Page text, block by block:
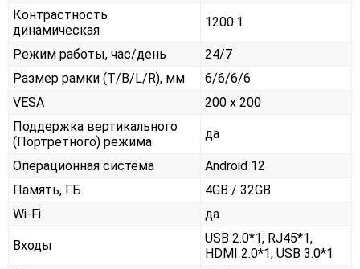
Контрастность
динамическая
1200:1
Режим работы, час/день
24/7
Размер рамки (T/B/L/R), мм
6/6/6/6
VESA
200 x 200
Поддержка вертикального
(Портретного) режима
да
Операционная система
Android 12
Память, ГБ
4GB / 32GB
Wi-Fi
да
Входы
USB 2.0*1, RJ45*1,
HDMI 2.0*1, USB 3.0*1